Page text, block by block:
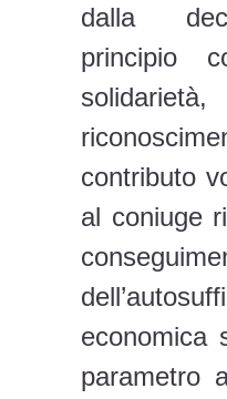
dalla
principio
contributo
al coniuge
economica
parametro